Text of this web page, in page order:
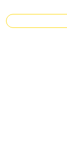
Rechercher